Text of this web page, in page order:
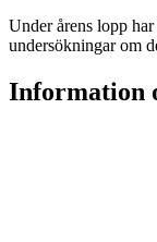
Under årens lopp
undersökningar om
Information